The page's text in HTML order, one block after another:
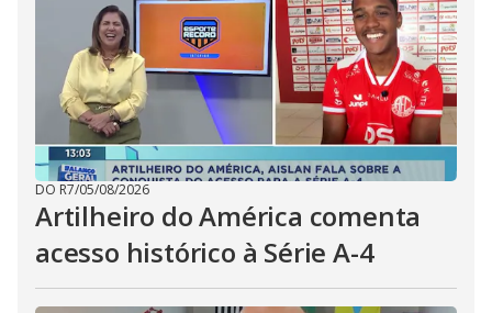
DO R7/05/08/2026
Artilheiro do América comenta
acesso histórico à Série A-4